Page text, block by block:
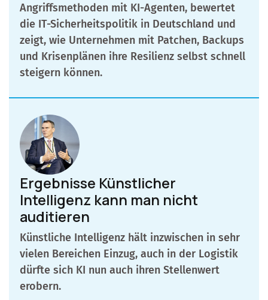
Angriffsmethoden mit KI-Agenten, bewertet
die IT-Sicherheitspolitik in Deutschland und
zeigt, wie Unternehmen mit Patchen, Backups
und Krisenplänen ihre Resilienz selbst schnell
steigern können.
Ergebnisse Künstlicher
Intelligenz kann man nicht
auditieren
Künstliche Intelligenz hält inzwischen in sehr
vielen Bereichen Einzug, auch in der Logistik
dürfte sich KI nun auch ihren Stellenwert
erobern.